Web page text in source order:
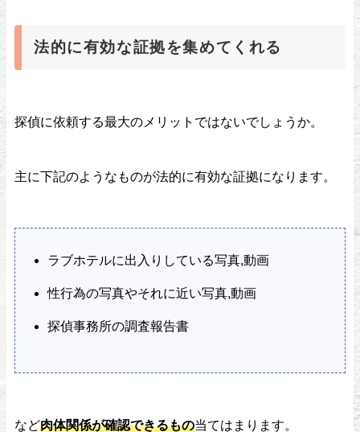
法的に有効な証拠を集めてくれる
探偵に依頼する最大のメリットではないでしょうか。
主に下記のようなものが法的に有効な証拠になります。
ラブホテルに出入りしている写真,動画
性行為の写真やそれに近い写真,動画
探偵事務所の調査報告書
など肉体関係が確認できるもの当てはまります。